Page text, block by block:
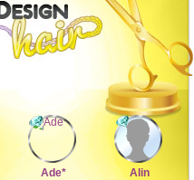
Ade* Alin